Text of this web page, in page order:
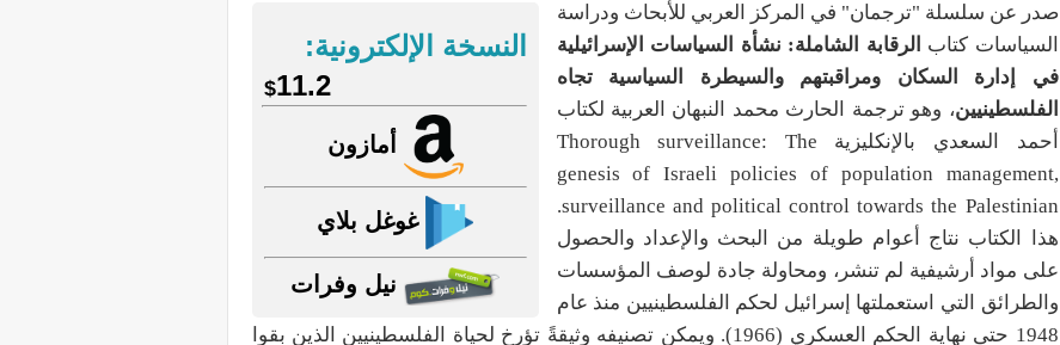
النسخة الإلكترونية:
$11.2
غوغل بلاي
صدر عن سلسلة "ترجمان" في المركز العربي للأبحاث ودراسة
السياسات كتاب الرقابة الشاملة: نشأة السياسات الإسرائيلية
في إدارة السكان ومراقبتهم والسيطرة السياسية تجاه
الفلسطينيين، وهو ترجمة الحارث محمد النبهان العربية لكتاب
أحمد السعدي بالإنكليزية Thorough surveillance: The
genesis of Israeli policies of population management,
surveillance and political control towards the Palestinian
.
هذا الكتاب نتاج أعوام طويلة من البحث والإعداد والحصول
على مواد أرشيفية لم تنشر، ومحاولة جادة لوصف المؤسسات
والطرائق التي استعملتها إسرائيل لحكم الفلسطينيين منذ عام
1948 حتى نهاية الحكم العسكري (1966). ويمكن تصنيفه وثيقةً تؤرخ لحياة الفلسطينيين الذين بقوا